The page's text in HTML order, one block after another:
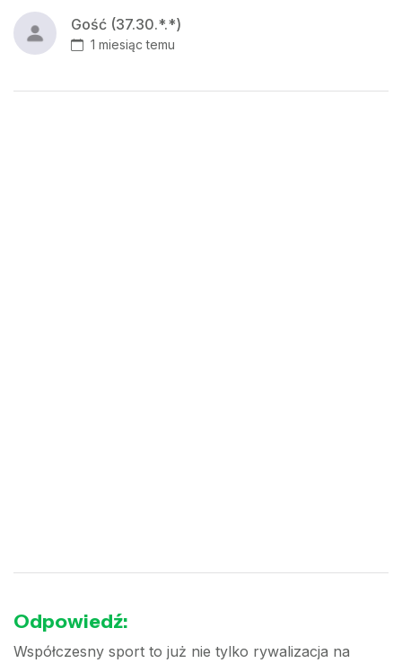
Gość (37.30.*.*)
1 miesiąc temu
Odpowiedź:
Współczesny sport to już nie tylko rywalizacja na